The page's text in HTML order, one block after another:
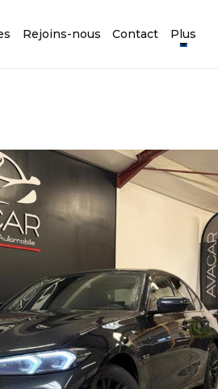
Rejoins-nous Contact Plus